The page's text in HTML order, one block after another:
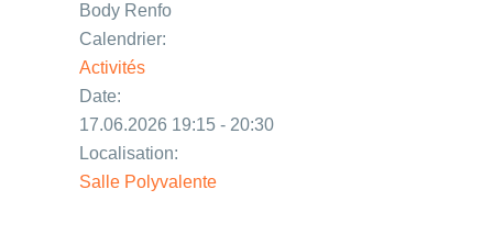
Body Renfo
Calendrier:
Activités
Date:
17.06.2026 19:15 - 20:30
Localisation:
Salle Polyvalente